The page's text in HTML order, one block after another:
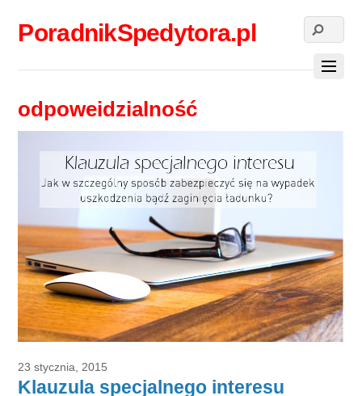
PoradnikSpedytora.pl
odpoweidzialność
23 stycznia, 2015
Klauzula specjalnego interesu